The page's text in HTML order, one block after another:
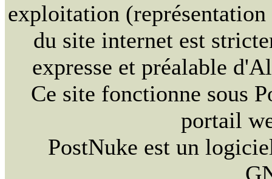
exploitation
du site internet est
expresse et préalable
Ce site fonctionne sous
portail
PostNuke est un